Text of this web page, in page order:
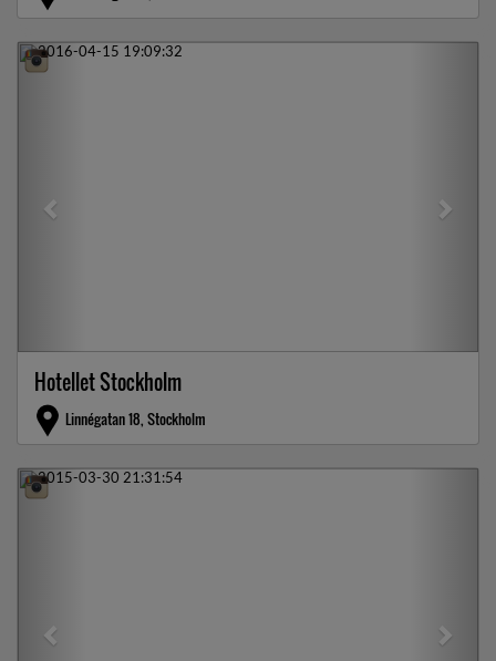
Previous
Hotellet Stockholm
Linnégatan 18, Stockholm
Previous